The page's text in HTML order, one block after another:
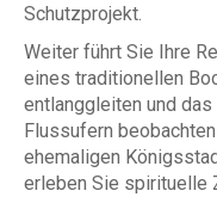
Schutzprojekt.
Weiter führt Sie Ihre
eines traditionellen
entlanggleiten und
Flussufern
ehemaligen
erleben Sie spirituelle